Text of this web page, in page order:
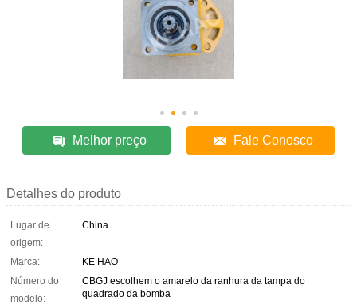
Melhor preço Fale Conosco
Detalhes do produto
Lugar de
origem:
China
Marca:
KE HAO
Número do
modelo:
CBGJ escolhem o amarelo da ranhura da tampa do
quadrado da bomba